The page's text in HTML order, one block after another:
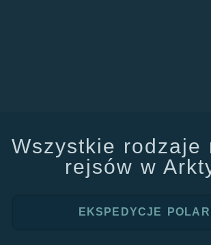
Wszystkie rodzaje
rejsów w
EKSPEDYCJE